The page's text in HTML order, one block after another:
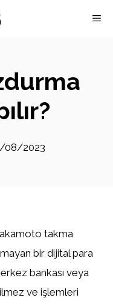
08/2023
takma
bir dijital para
bankası veya
ve işlemleri